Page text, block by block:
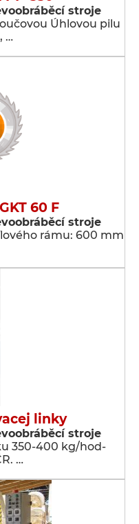
stroje
Úhlovou pilu
…
60 F
stroje
rámu: 600 mm
linky
stroje
350-400 kg/hod-
…